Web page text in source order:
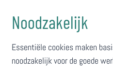
Noodzakelijk
Essentiële cookies maken
noodzakelijk voor de goede